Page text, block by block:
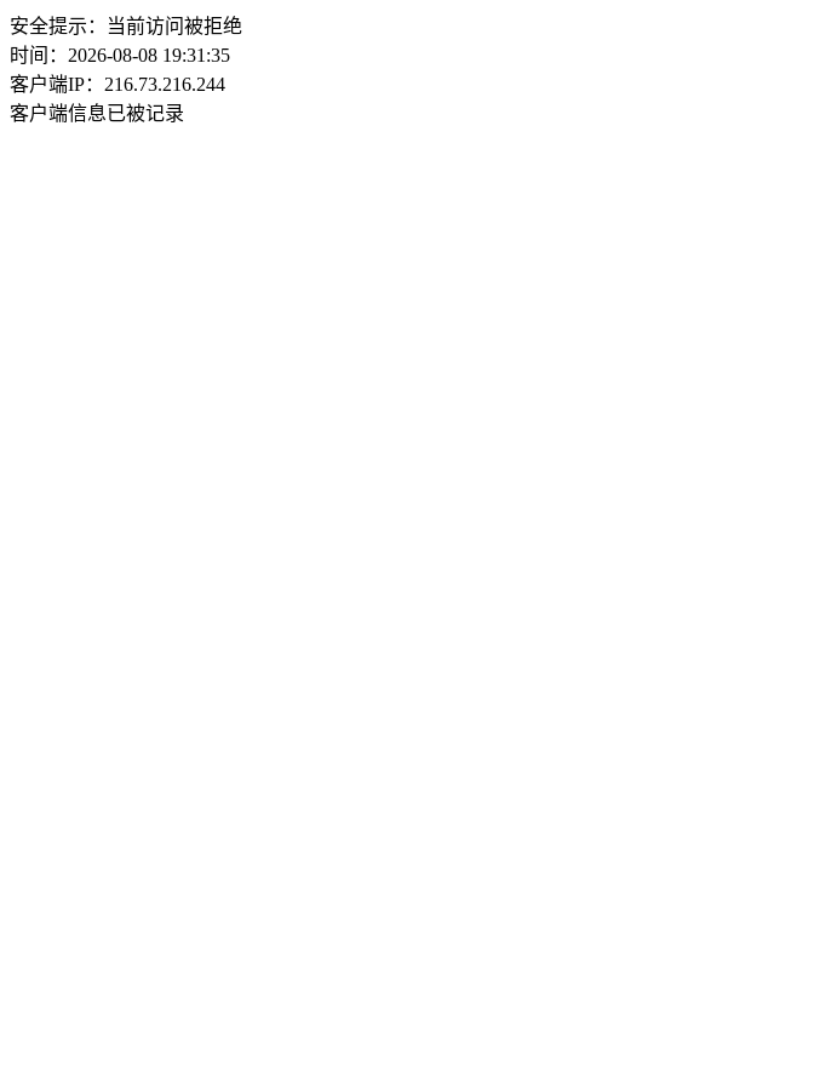
安全提示：当前访问被拒绝
时间：2026-08-08 19:31:35
客户端IP：216.73.216.244
客户端信息已被记录